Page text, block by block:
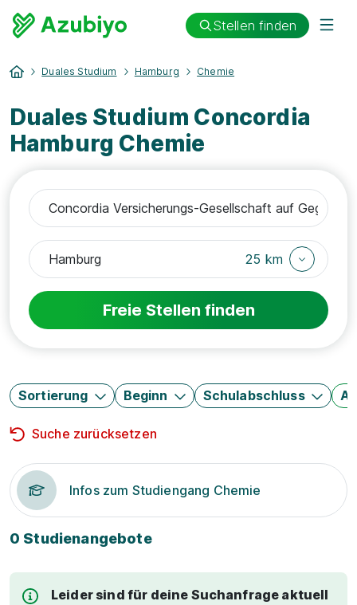
Stellen finden
Duales Studium Hamburg Chemie
Duales Studium Concordia
Hamburg Chemie
25 km
Freie Stellen finden
Sortierung Beginn Schulabschluss
Suche zurücksetzen
Infos zum Studiengang Chemie
0 Studienangebote
Leider sind für deine Suchanfrage aktuell